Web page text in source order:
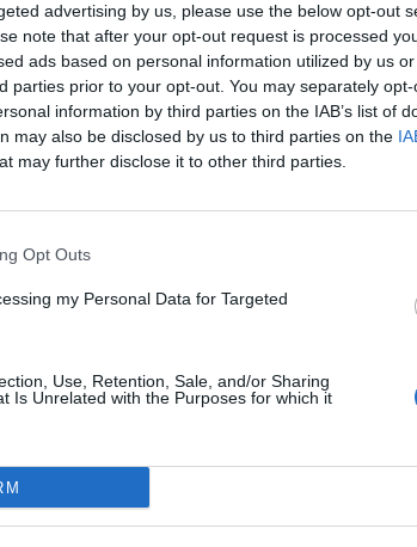
advertising by us, please use the below opt-out
note that after your opt-out request is processed
ads based on personal information utilized by us
parties prior to your opt-out. You may separately
information by third parties on the IAB’s list of
may also be disclosed by us to third parties on the
may further disclose it to other third parties.
Opt Outs
my Personal Data for Targeted
Use, Retention, Sale, and/or Sharing
Is Unrelated with the Purposes for which it
και τα πλακάκια από το κέντρο
λόγω μη εμφάνισης των ενσήμων τους
Ο ΔΗΜΑΡΧΟΣ
ΣΤΗΝ 28η ΟΚΤΩΒΡΙΟΥ
από τη Δευτέρα στην έκδοση σχολικής